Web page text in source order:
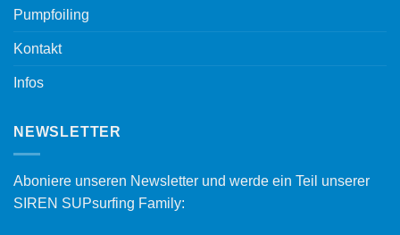
Pumpfoiling
Kontakt
Infos
NEWSLETTER
Aboniere unseren Newsletter und werde ein Teil unserer
SIREN SUPsurfing Family: